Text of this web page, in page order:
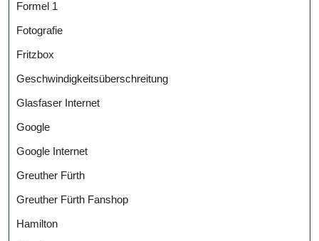
Formel 1
Fotografie
Fritzbox
Geschwindigkeitsüberschreitung
Glasfaser Internet
Google
Google Internet
Greuther Fürth
Greuther Fürth Fanshop
Hamilton